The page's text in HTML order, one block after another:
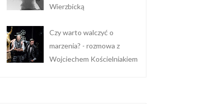
Wierzbicką
Czy warto walczyć o
marzenia? - rozmowa z
Wojciechem Kościelniakiem